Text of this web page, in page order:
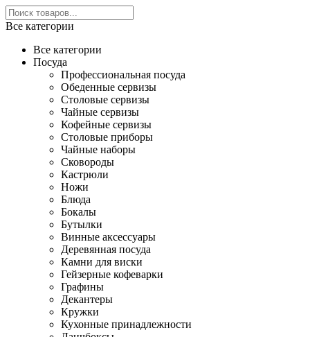
Все категории
Все категории
Посуда
Профессиональная посуда
Обеденные сервизы
Столовые сервизы
Чайные сервизы
Кофейные сервизы
Столовые приборы
Чайные наборы
Сковороды
Кастрюли
Ножи
Блюда
Бокалы
Бутылки
Винные аксессуары
Деревянная посуда
Камни для виски
Гейзерные кофеварки
Графины
Декантеры
Кружки
Кухонные принадлежности